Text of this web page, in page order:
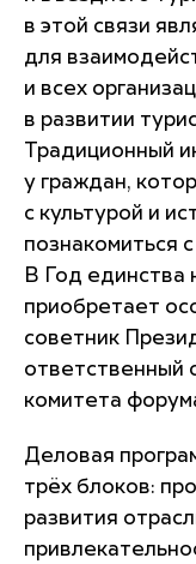
в этой связи
для
и всех
в развитии
Традиционный
у граждан,
с культурой и
познакомиться
В Год единства
приобретает
советник
ответственный
комитета
Деловая
трёх блоков:
развития